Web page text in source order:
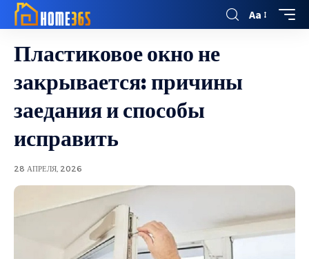
Aa
Пластиковое окно не
закрывается: причины
заедания и способы
исправить
28 АПРЕЛЯ, 2026